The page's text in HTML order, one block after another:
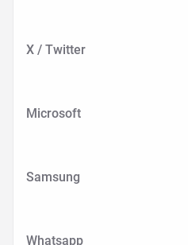
X / Twitter
Microsoft
Samsung
Whatsapp